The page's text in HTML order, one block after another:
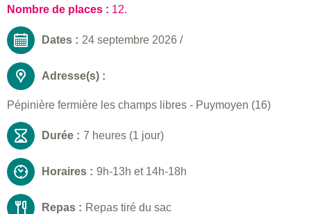
Nombre de places : 12.
Dates : 24 septembre 2026 /
Adresse(s) :
Pépinière fermière les champs libres - Puymoyen (16)
Durée : 7 heures (1 jour)
Horaires : 9h-13h et 14h-18h
Repas : Repas tiré du sac